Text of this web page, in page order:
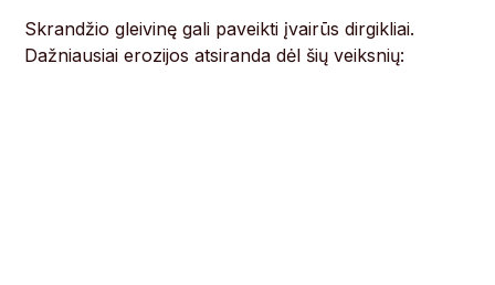
Skrandžio gleivinę gali paveikti įvairūs dirgikliai.
Dažniausiai erozijos atsiranda dėl šių veiksnių: